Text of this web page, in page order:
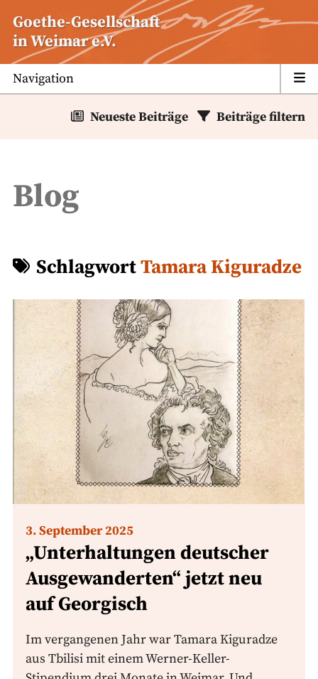
Inhalt
springen
Goethe-Gesellschaft
in Weimar e.V.
Navigation
Neueste Beiträge Beiträge filtern
Blog
SchlagwortTamara Kiguradze
3. September 2025
„Unterhaltungen deutscher
Ausgewanderten“ jetzt neu
auf Georgisch
Im vergangenen Jahr war Tamara Kiguradze
aus Tbilisi mit einem Werner-Keller-